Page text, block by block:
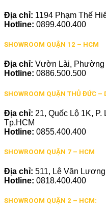
Địa chỉ: 1194 Phạm Thế
Hotline: 0899.400.400
SHOWROOM QUẬN 12 – HCM
Địa chỉ: Vườn Lài, Phường
Hotline: 0886.500.500
SHOWROOM QUẬN THỦ ĐỨC –
Địa chỉ: 21, Quốc Lộ 1K,
Tp.HCM
Hotline: 0855.400.400
SHOWROOM QUẬN 7 – HCM
Địa chỉ: 511, Lê Văn
Hotline: 0818.400.400
SHOWROOM QUẬN 2 – HCM: